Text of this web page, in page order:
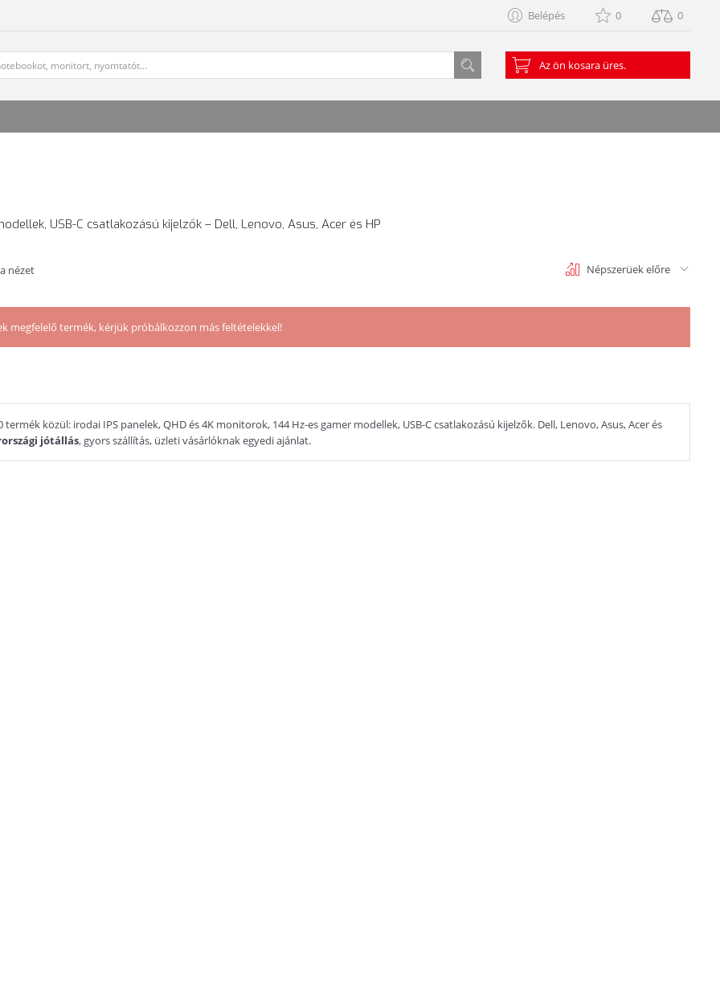
Belépés 0 0
Az ön kosara üres.
USB-C csatlakozású kijelzők – Dell, Lenovo, Asus, Acer és HP
nézet Népszerüek előre
megfelelő termék, kérjük próbálkozzon más feltételekkel!
közül: irodai IPS panelek, QHD és 4K monitorok, 144 Hz-es gamer modellek, USB-C csatlakozású kijelzők. Dell, Lenovo, Asus, Acer és
jótállás, gyors szállítás, üzleti vásárlóknak egyedi ajánlat.